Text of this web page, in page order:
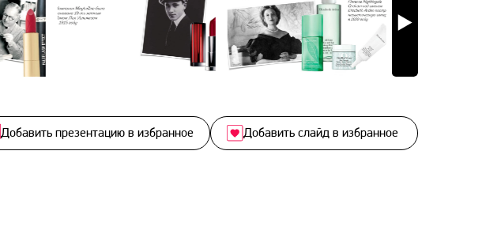
Добавить презентацию в избранное Добавить слайд в избранное